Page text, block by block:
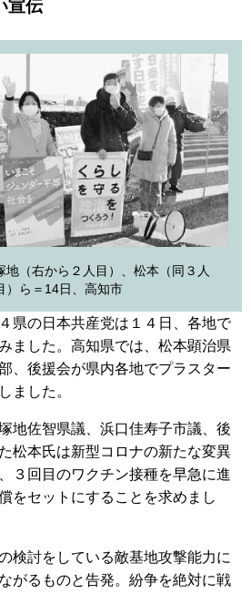
宣伝
地（右から２人目）、松本（同３人
）ら＝14日、高知市
県の日本共産党は１４日、各地で
ました。高知県では、松本顕治県
、後援会が県内各地でプラスター
ました。
地佐智県議、浜口佳寿子市議、後
松本氏は新型コロナの新たな変異
３回目のワクチン接種を早急に進
をセットにすることを求めまし
検討をしている敵基地攻撃能力に
がるものと告発。紛争を絶対に戦